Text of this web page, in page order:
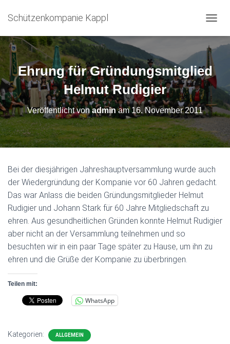
Schützenkompanie Kappl
A
G
A
T
I
O
N
M
S
A
L
Ehrung für Gründungsmitglied
Helmut Rudigier
Veröffentlicht vonadminam16. November 2011
Bei der diesjährigen Jahreshauptversammlung wurde auch
der Wiedergründung der Kompanie vor 60 Jahren gedacht.
Das war Anlass die beiden Gründungsmitglieder Helmut
Rudigier und Johann Stark für 60 Jahre Mitgliedschaft zu
ehren. Aus gesundheitlichen Gründen konnte Helmut Rudigier
aber nicht an der Versammlung teilnehmen und so
besuchten wir in ein paar Tage später zu Hause, um ihn zu
ehren und die Grüße der Kompanie zu überbringen.
Teilen mit:
WhatsApp
Kategorien: ALLGEMEIN